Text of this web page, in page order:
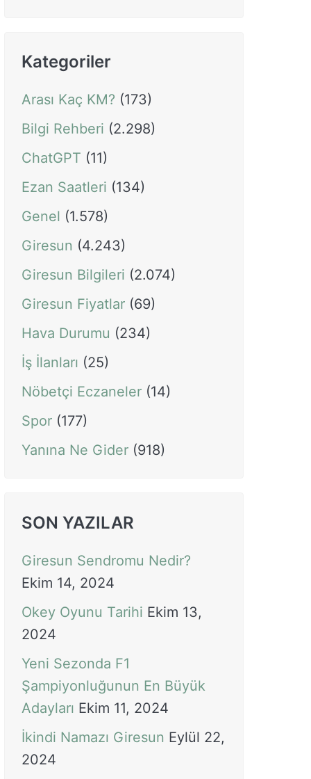
Kategoriler
Arası Kaç KM? (173)
Bilgi Rehberi (2.298)
ChatGPT (11)
Ezan Saatleri (134)
Genel (1.578)
Giresun (4.243)
Giresun Bilgileri (2.074)
Giresun Fiyatlar (69)
Hava Durumu (234)
İş İlanları (25)
Nöbetçi Eczaneler (14)
Spor (177)
Yanına Ne Gider (918)
SON YAZILAR
Giresun Sendromu Nedir?
Ekim 14, 2024
Okey Oyunu Tarihi Ekim 13,
2024
Yeni Sezonda F1
Şampiyonluğunun En Büyük
Adayları Ekim 11, 2024
İkindi Namazı Giresun Eylül 22,
2024